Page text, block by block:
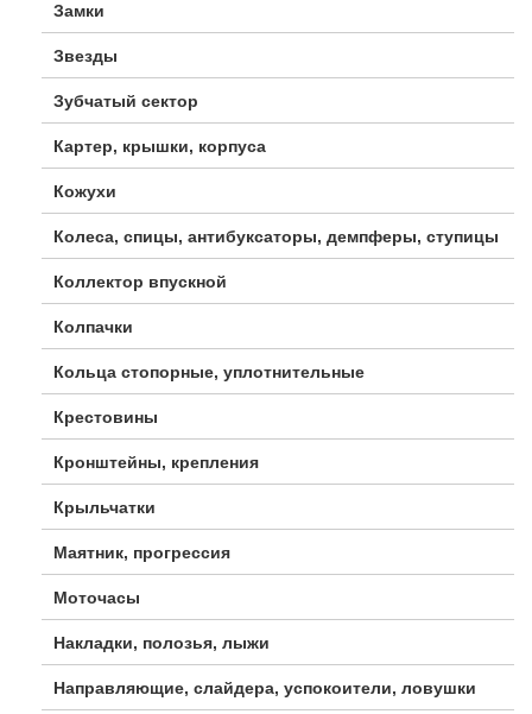
Замки
Звезды
Зубчатый сектор
Картер, крышки, корпуса
Кожухи
Колеса, спицы, антибуксаторы, демпферы, ступицы
Коллектор впускной
Колпачки
Кольца стопорные, уплотнительные
Крестовины
Кронштейны, крепления
Крыльчатки
Маятник, прогрессия
Моточасы
Накладки, полозья, лыжи
Направляющие, слайдера, успокоители, ловушки